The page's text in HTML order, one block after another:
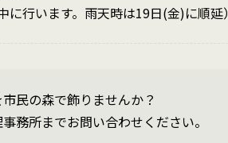
行います。雨天時は19日(金)に順延）
民の森で飾りませんか？
務所までお問い合わせください。